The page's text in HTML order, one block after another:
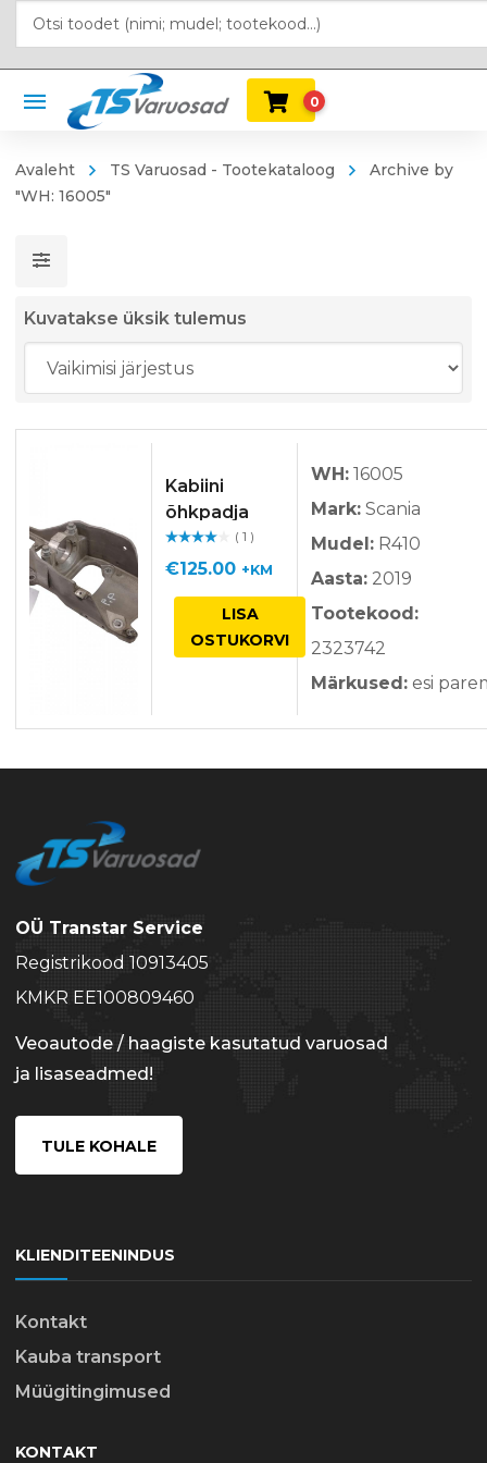
0
Avaleht TS Varuosad - Tootekataloog
Archive by
"WH: 16005"
Kuvatakse üksik tulemus
Kabiini
õhkpadja
kandur
guga/ 5
( 1 )
€125.00 +KM
LISA
OSTUKORVI
WH: 16005
Mark: Scania
Mudel: R410
Aasta: 2019
Tootekood:
2323742
Märkused: esi
OÜ Transtar Service
Registrikood 10913405
KMKR EE100809460
Veoautode / haagiste kasutatud varuosad
ja lisaseadmed!
TULE KOHALE
KLIENDITEENINDUS
Kontakt
Kauba transport
Müügitingimused
KONTAKT